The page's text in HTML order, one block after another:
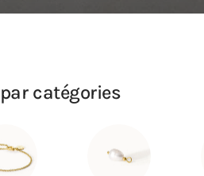
catégories